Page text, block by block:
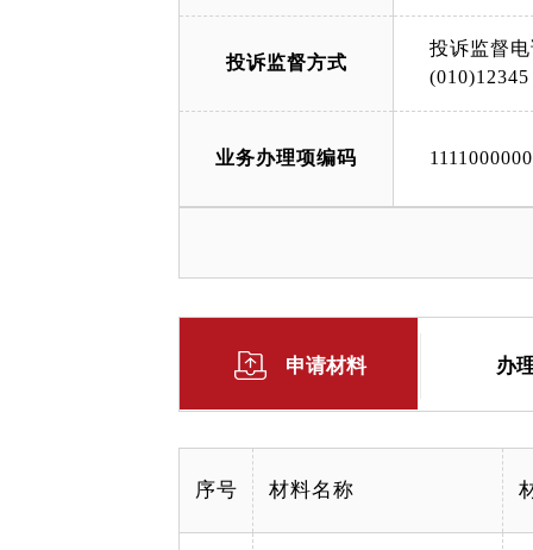
投诉监督方式
投诉监督
(010)12345
业务办理项编码
申请材料 办
序号 材料名称